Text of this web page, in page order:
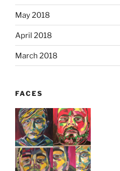
May 2018
April 2018
March 2018
FACES